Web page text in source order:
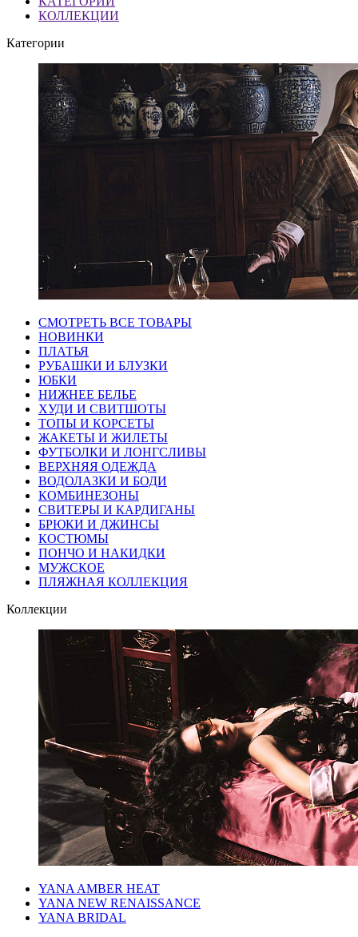
КОЛЛЕКЦИИ
Категории
СМОТРЕТЬ ВСЕ ТОВАРЫ
НОВИНКИ
ПЛАТЬЯ
РУБАШКИ И БЛУЗКИ
ЮБКИ
НИЖНЕЕ БЕЛЬЕ
ХУДИ И СВИТШОТЫ
ТОПЫ И КОРСЕТЫ
ЖАКЕТЫ И ЖИЛЕТЫ
ФУТБОЛКИ И ЛОНГСЛИВЫ
ВЕРХНЯЯ ОДЕЖДА
ВОДОЛАЗКИ И БОДИ
КОМБИНЕЗОНЫ
СВИТЕРЫ И КАРДИГАНЫ
БРЮКИ И ДЖИНСЫ
КОСТЮМЫ
ПОНЧО И НАКИДКИ
МУЖСКОЕ
ПЛЯЖНАЯ КОЛЛЕКЦИЯ
Коллекции
YANA AMBER HEAT
YANA NEW RENAISSANCE
YANA BRIDAL